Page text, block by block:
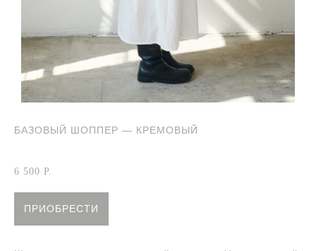
БАЗОВЫЙ ШОППЕР — КРЕМОВЫЙ
6 500 Р.
ПРИОБРЕСТИ